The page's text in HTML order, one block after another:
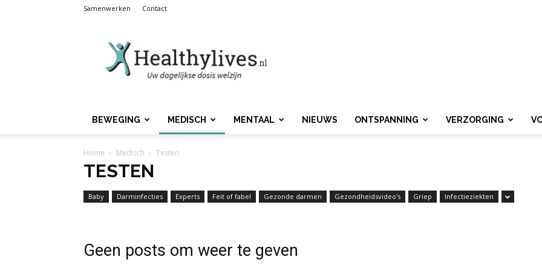
Samenwerken Contact
BEWEGING MEDISCH MENTAAL NIEUWS ONTSPANNING VERZORGING
Home Medisch Testen
TESTEN
Baby Darminfecties Experts Feit of fabel Gezonde darmen Gezondheidsvideo's Griep Infectieziekten
Geen posts om weer te geven